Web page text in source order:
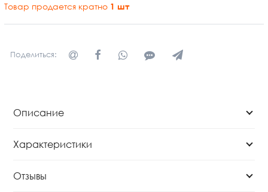
Товар продается кратно 1 шт
Поделиться:
Описание
Характеристики
Отзывы